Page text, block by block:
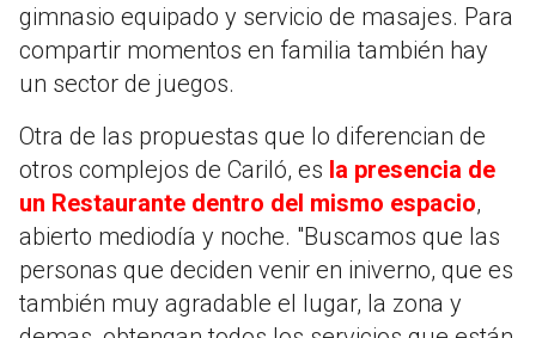
gimnasio equipado y servicio de masajes. Para
compartir momentos en familia también hay
un sector de juegos.
Otra de las propuestas que lo diferencian de
otros complejos de Cariló, es la presencia de
un Restaurante dentro del mismo espacio,
abierto mediodía y noche. "Buscamos que las
personas que deciden venir en iniverno, que es
también muy agradable el lugar, la zona y